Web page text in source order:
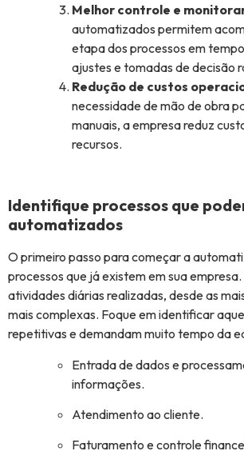
Melhor controle e
automatizados permitem
etapa dos processos em
ajustes e tomadas de decisão
Redução de custos
necessidade de mão de obra
manuais, a empresa reduz
recursos.
Identifique processos que
automatizados
O primeiro passo para começar a
processos que já existem em sua
atividades diárias realizadas, desde as
mais complexas. Foque em identificar
repetitivas e demandam muito tempo da
Entrada de dados e
informações.
Atendimento ao cliente.
Faturamento e controle